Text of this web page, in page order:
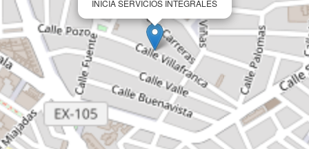
INICIA SERVICIOS INTEGRALES